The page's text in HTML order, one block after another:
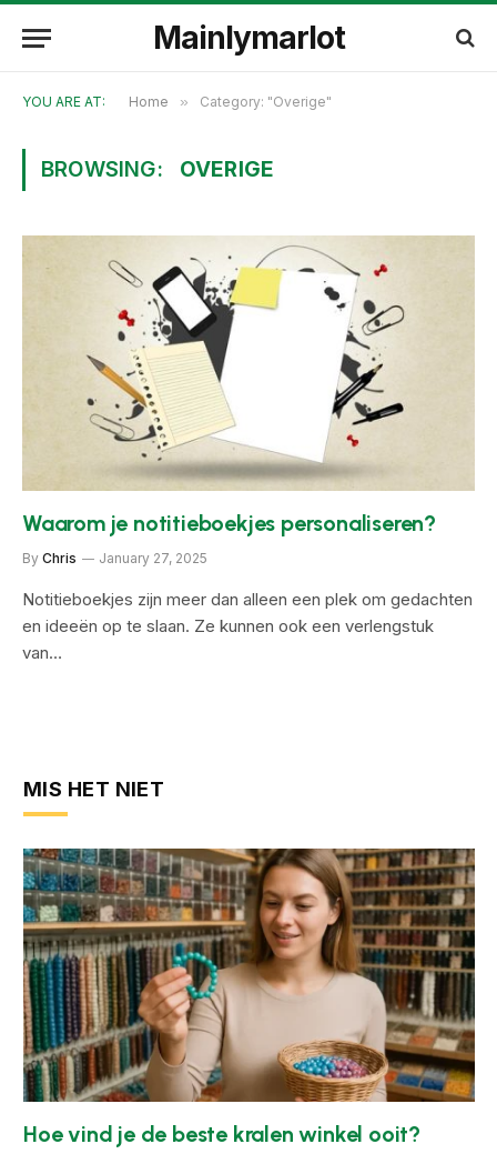
Mainlymarlot
YOU ARE AT: Home » Category: "Overige"
BROWSING: OVERIGE
Waarom je notitieboekjes personaliseren?
By Chris January 27, 2025
Notitieboekjes zijn meer dan alleen een plek om gedachten
en ideeën op te slaan. Ze kunnen ook een verlengstuk
van…
MIS HET NIET
Hoe vind je de beste kralen winkel ooit?